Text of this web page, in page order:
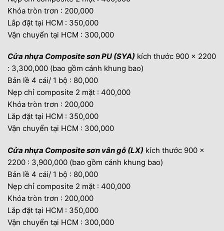
Khóa tròn trơn : 200,000
Lắp đặt tại HCM : 350,000
Vận chuyển tại HCM : 300,000
Cửa nhựa Compositesơn PU (SYA) kích thước 900 x 2200
: 3,300,000 (bao gồm cánh khung bao)
Bản lề 4 cái/ 1 bộ : 80,000
Nẹp chỉ composite 2 mặt : 400,000
Khóa tròn trơn : 200,000
Lắp đặt tại HCM : 350,000
Vận chuyển tại HCM : 300,000
Cửa nhựa Composite sơn vân gỗ (LX) kích thước 900 x
2200 : 3,900,000 (bao gồm cánh khung bao)
Bản lề 4 cái/ 1 bộ : 80,000
Nẹp chỉ composite 2 mặt : 400,000
Khóa tròn trơn : 200,000
Lắp đặt tại HCM : 350,000
Vận chuyển tại HCM : 300,000